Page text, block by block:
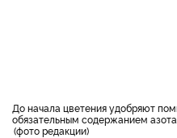
До начала цветения удобряют помидоры комплексными составами с
обязательным содержанием азота
фото редакции